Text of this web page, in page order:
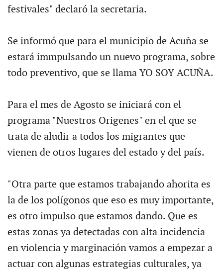
festivales" declaró la secretaria.
Se informó que para el municipio de Acuña se
estará immpulsando un nuevo programa, sobre
todo preventivo, que se llama YO SOY ACUÑA.
Para el mes de Agosto se iniciará con el
programa "Nuestros Origenes" en el que se
trata de aludir a todos los migrantes que
vienen de otros lugares del estado y del país.
"Otra parte que estamos trabajando ahorita es
la de los polígonos que eso es muy importante,
es otro impulso que estamos dando. Que es
estas zonas ya detectadas con alta incidencia
en violencia y marginación vamos a empezar a
actuar con algunas estrategias culturales, ya